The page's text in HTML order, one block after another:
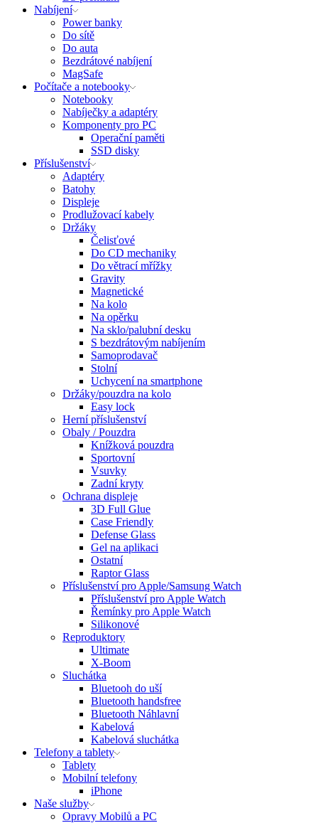
Nabíjení
Power banky
Do sítě
Do auta
Bezdrátové nabíjení
MagSafe
Počítače a notebooky
Notebooky
Nabíječky a adaptéry
Komponenty pro PC
Operační paměti
SSD disky
Příslušenství
Adaptéry
Batohy
Displeje
Prodlužovací kabely
Držáky
Čelisťové
Do CD mechaniky
Do větrací mřížky
Gravity
Magnetické
Na kolo
Na opěrku
Na sklo/palubní desku
S bezdrátovým nabíjením
Samoprodavač
Stolní
Uchycení na smartphone
Držáky/pouzdra na kolo
Easy lock
Herní příslušenství
Obaly / Pouzdra
Knížková pouzdra
Sportovní
Vsuvky
Zadní kryty
Ochrana displeje
3D Full Glue
Case Friendly
Defense Glass
Gel na aplikaci
Ostatní
Raptor Glass
Příslušenství pro Apple/Samsung Watch
Příslušenství pro Apple Watch
Řemínky pro Apple Watch
Silikonové
Reproduktory
Ultimate
X-Boom
Sluchátka
Bluetooh do uší
Bluetooth handsfree
Bluetooth Náhlavní
Kabelová
Kabelová sluchátka
Telefony a tablety
Tablety
Mobilní telefony
iPhone
Naše služby
Opravy Mobilů a PC